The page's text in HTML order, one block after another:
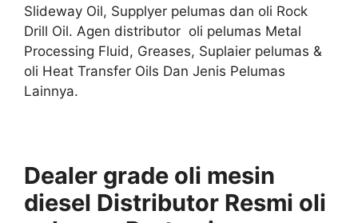
Slideway Oil, Supplyer pelumas dan oli Rock
Drill Oil. Agen distributor oli pelumas Metal
Processing Fluid, Greases, Suplaier pelumas &
oli Heat Transfer Oils Dan Jenis Pelumas
Lainnya.
Dealer grade oli mesin
diesel Distributor Resmi oli